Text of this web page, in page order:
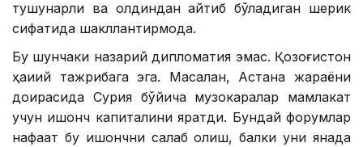
тушунарли ва олдиндан айтиб бўладиган шерик
сифатида шакллантирмоқда.
Бу шунчаки назарий дипломатия эмас. Қозоғистон
ҳақиқий тажрибага эга. Масалан, Астана жараёни
доирасида Сурия бўйича музокаралар мамлакат
учун ишонч капиталини яратди. Бундай форумлар
нафақат бу ишончни сақлаб қолиш, балки уни янада